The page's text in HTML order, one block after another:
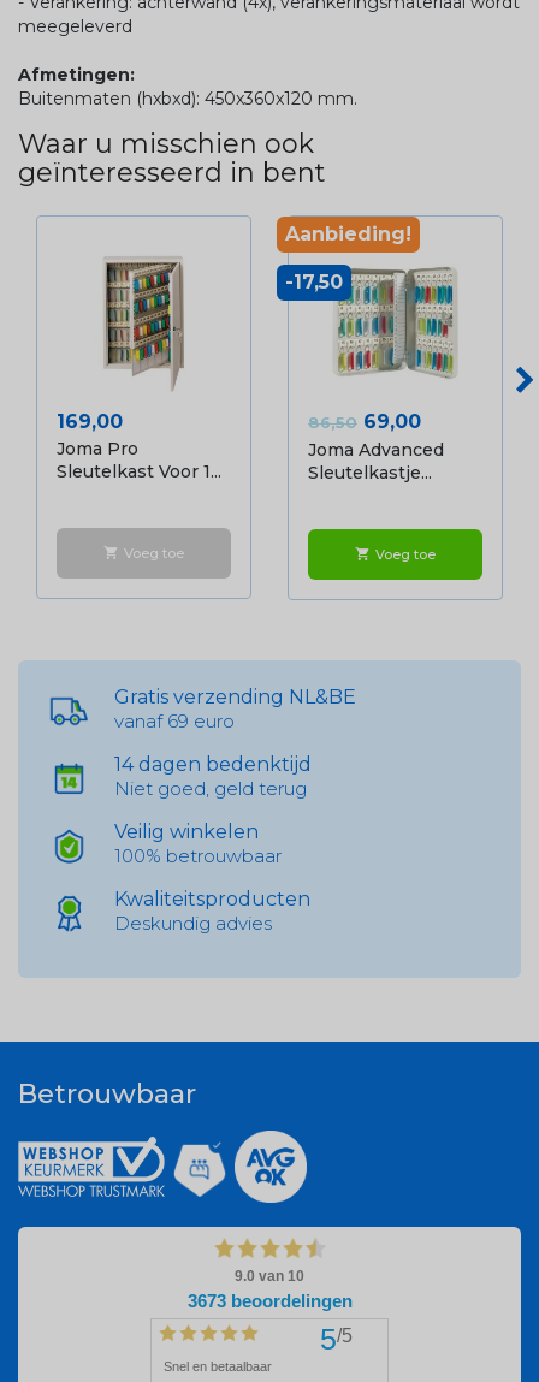
meegeleverd
Afmetingen:
Buitenmaten (hxbxd): 450x360x120 mm.
Waar u misschien ook
geïnteresseerd in bent
Prijs
169,00
Joma Pro
Sleutelkast Voor 1...
shopping_cart Voeg toe
Normale prijs
86,50 Prijs
69,00
Joma Advanced
Sleutelkastje...
shopping_cart Voeg toe
Aanbieding!
-17,50
Gratis verzending NL&BE
vanaf 69 euro
14 dagen bedenktijd
Niet goed, geld terug
Veilig winkelen
100% betrouwbaar
Kwaliteitsproducten
Deskundig advies
Betrouwbaar